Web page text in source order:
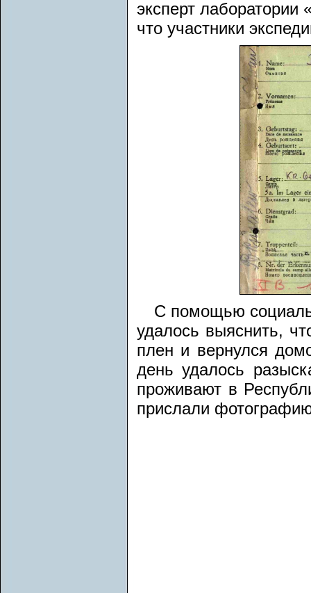
эксперт лаборатории
что участники
С помощью
удалось выяснить,
плен и вернулся
день удалось
проживают в
прислали